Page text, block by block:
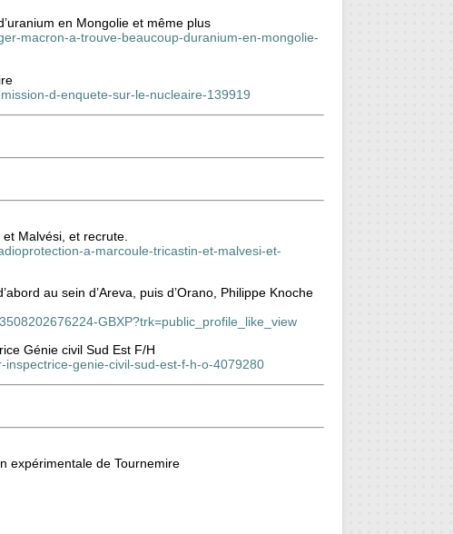
en Mongolie et même plus
macron-a-trouve-beaucoup-duranium-en-mongolie-
d-enquete-sur-le-nucleaire-139919
Malvési, et recrute.
a-marcoule-tricastin-et-malvesi-et-
au sein d’Areva, puis d’Orano, Philippe Knoche
GBXP?trk=public_profile_like_view
Génie civil Sud Est F/H
genie-civil-sud-est-f-h-o-4079280
expérimentale de Tournemire